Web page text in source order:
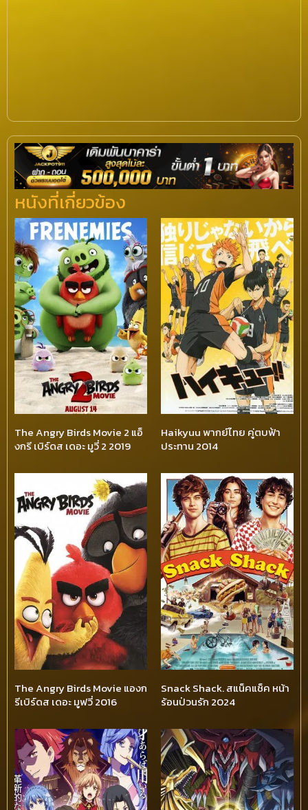
หนังที่เกี่ยวข้อง
The Angry Birds Movie 2 แอ็
งกรี เบิร์ดส เดอะ มูวี่ 2 2019
Haikyuu พากย์ไทย คู่ตบฟ้า
ประทาน 2014
The Angry Birds Movie แองก
รีเบิร์ดส เดอะ มูฟวี่ 2016
Snack Shack. สแน็คแช็ค หน้า
ร้อนป่วนรัก 2024